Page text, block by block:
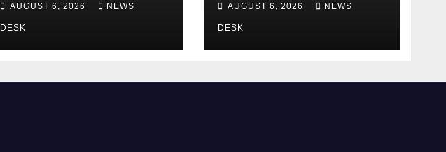
चौधरी
AUGUST 6, 2026 NEWS
DESK
निष्पक्ष जांच की मांग
AUGUST 6, 2026 NEWS
DESK